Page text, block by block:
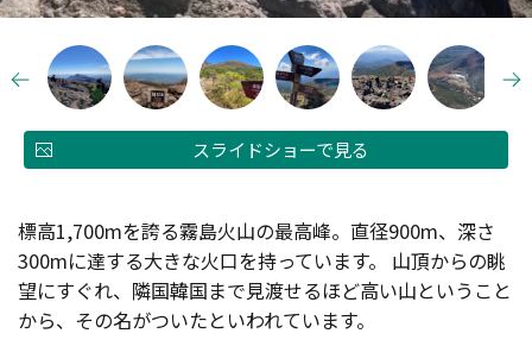
スライドショーで見る
標高1,700mを誇る霧島火山の最高峰。直径900m、深さ
300mに達する大きな火口を持っています。 山頂からの眺
望にすぐれ、隣国韓国まで見渡せるほど高い山ということ
から、その名がついたといわれています。